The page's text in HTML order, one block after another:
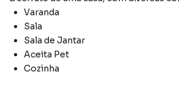
Varanda
Sala
Sala de Jantar
Aceita Pet
Cozinha